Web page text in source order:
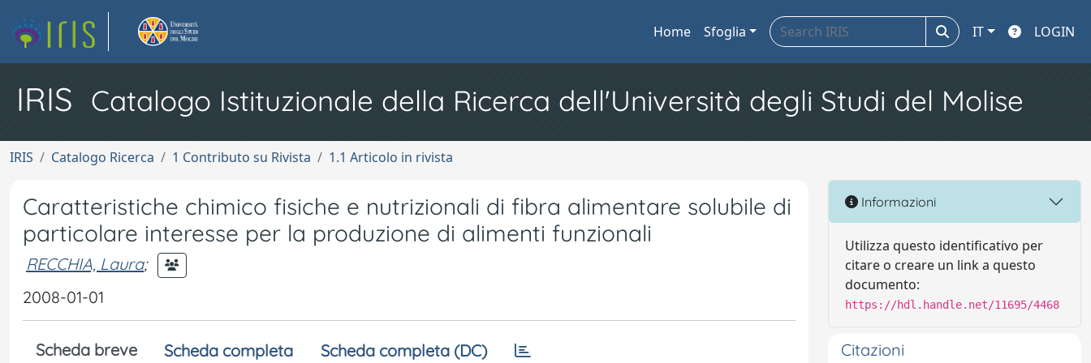
Home Sfoglia IT LOGIN
IRIS Catalogo Istituzionale della Ricerca dell'Università degli Studi del Molise
IRIS Catalogo Ricerca 1 Contributo su Rivista 1.1 Articolo in rivista
Caratteristiche chimico fisiche e nutrizionali di fibra alimentare solubile di
particolare interesse per la produzione di alimenti funzionali
RECCHIA, Laura;
2008-01-01
Scheda breve Scheda completa Scheda completa (DC)
Informazioni
Utilizza questo identificativo per
citare o creare un link a questo
documento:
https://hdl.handle.net/11695/4468
Citazioni